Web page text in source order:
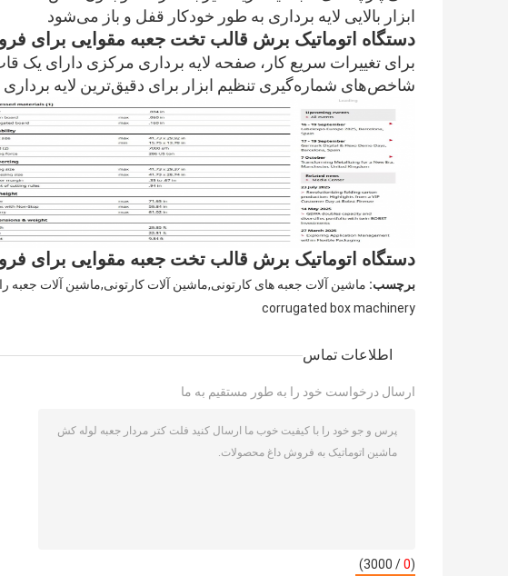
ابزار بالایی لایه برداری به طور خودکار قفل و باز می‌شود
دستگاه اتوماتیک برش قالب تخت جعبه مقوایی برای
برای تغییرات سریع کار، صفحه لایه برداری مرکزی دارای
شاخص‌های شماره‌گیری تنظیم ابزار برای دقیق‌ترین لایه برداری
دستگاه اتوماتیک برش قالب تخت جعبه مقوایی برای
برچسب: ماشین آلات جعبه های کارتونی,ماشین آلات کارتونی,ماشین آلات جعبه
corrugated box machinery
اطلاعات تماس
ارسال درخواست خود را به طور مستقیم به ما
(
0
/ 3000)